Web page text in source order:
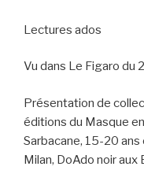
Lectures ados
Vu dans Le Figaro du
Présentation de
éditions du Masque
Sarbacane, 15-20
Milan, DoAdo noir aux